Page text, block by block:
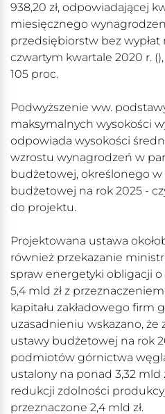
938,20 zł, odpowiadającej
miesięcznego
przedsiębiorstw bez wypłat
czwartym kwartale 2020 r.
105 proc.
Podwyższenie ww.
maksymalnych wysokości
odpowiada wysokości
wzrostu wynagrodzeń w
budżetowej, określonego
budżetowej na rok 2025 -
do projektu.
Projektowana ustawa
również przekazanie
spraw energetyki obligacji
5,4 mld zł z
kapitału zakładowego firm
uzasadnieniu wskazano, że
ustawy budżetowej na rok
podmiotów górnictwa
ustalony na ponad 3,32 mld
redukcji zdolności
przeznaczone 2,4 mld zł.